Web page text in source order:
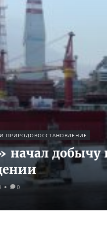
ПРИРОДОВОССТАНОВЛЕНИЕ
начал
0